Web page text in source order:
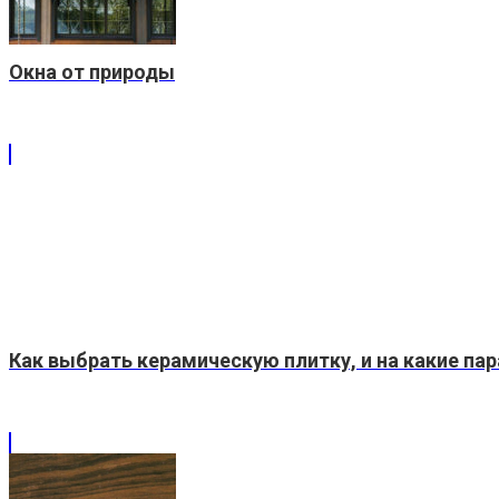
Окна от природы
Как выбрать керамическую плитку, и на какие